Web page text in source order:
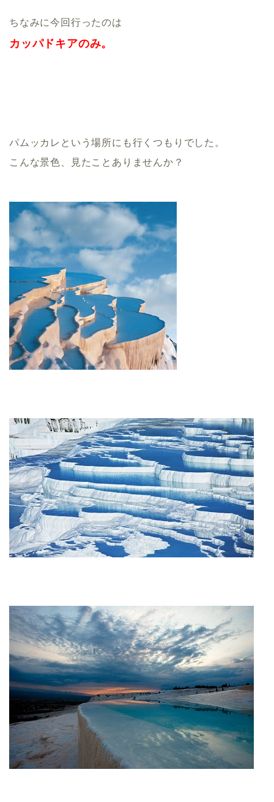
ちなみに今回行ったのは
カッパドキアのみ。
パムッカレという場所にも行くつもりでした。
こんな景色、見たことありませんか？